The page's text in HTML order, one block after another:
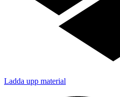
Ladda upp material